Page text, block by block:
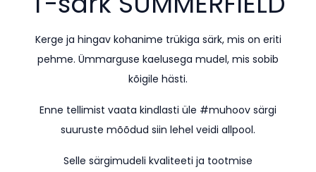
Kerge ja hingav kohanime trükiga särk, mis on eriti
pehme. Ümmarguse kaelusega mudel, mis sobib
kõigile hästi.
Enne tellimist vaata kindlasti üle #muhoov särgi
suuruste mõõdud siin lehel veidi allpool.
Selle särgimudeli kvaliteeti ja tootmise